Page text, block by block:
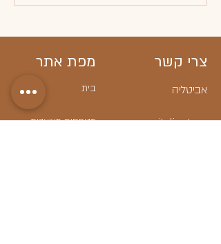
מפת אתר
בית
מטפחות מעוצבות
צרי קשר
אביטליה
avitalia_store